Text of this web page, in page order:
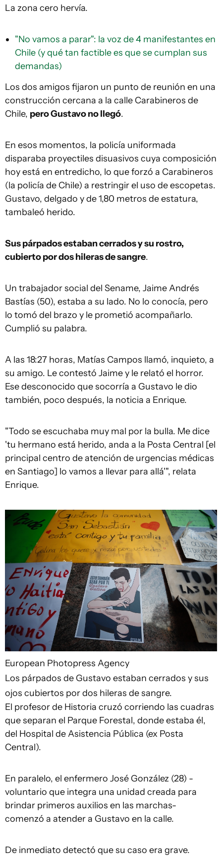
La zona cero hervía.
"No vamos a parar": la voz de 4 manifestantes en
Chile (y qué tan factible es que se cumplan sus
demandas)
Los dos amigos fijaron un punto de reunión en una
construcción cercana a la calle Carabineros de
Chile, pero Gustavo no llegó.
En esos momentos, la policía uniformada
disparaba proyectiles disuasivos cuya composición
hoy está en entredicho, lo que forzó a Carabineros
(la policía de Chile) a restringir el uso de escopetas.
Gustavo, delgado y de 1,80 metros de estatura,
tambaleó herido.
Sus párpados estaban cerrados y su rostro,
cubierto por dos hileras de sangre.
Un trabajador social del Sename, Jaime Andrés
Bastías (50), estaba a su lado. No lo conocía, pero
lo tomó del brazo y le prometió acompañarlo.
Cumplió su palabra.
A las 18:27 horas, Matías Campos llamó, inquieto, a
su amigo. Le contestó Jaime y le relató el horror.
Ese desconocido que socorría a Gustavo le dio
también, poco después, la noticia a Enrique.
"Todo se escuchaba muy mal por la bulla. Me dice
'tu hermano está herido, anda a la Posta Central [el
principal centro de atención de urgencias médicas
en Santiago] lo vamos a llevar para allá'", relata
Enrique.
European Photopress Agency
Los párpados de Gustavo estaban cerrados y sus
ojos cubiertos por dos hileras de sangre.
El profesor de Historia cruzó corriendo las cuadras
que separan el Parque Forestal, donde estaba él,
del Hospital de Asistencia Pública (ex Posta
Central).
En paralelo, el enfermero José González (28) -
voluntario que integra una unidad creada para
brindar primeros auxilios en las marchas-
comenzó a atender a Gustavo en la calle.
De inmediato detectó que su caso era grave.